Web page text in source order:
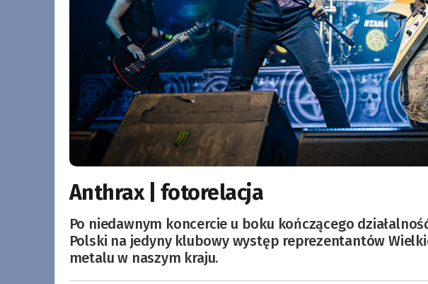
Anthrax | fotorelacja
Po niedawnym koncercie u boku kończącego
Polski na jedyny klubowy występ reprezentantów
metalu w naszym kraju.